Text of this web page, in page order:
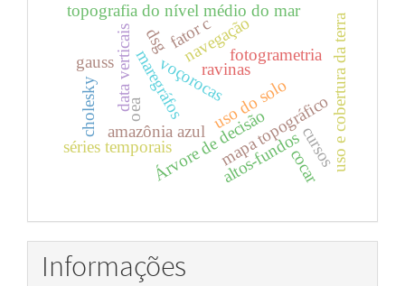
data verticais
topografia do nível médio do mar
amazônia azul
voçorocasravinas
uso do solo
Árvore de decisãomapa topográficouso e cobertura da terra
séries temporais
maregráfos
altos-fundos
navegaçãofotogrametria
cocar
dsgfator c
gauss
cholesky oea
cursos
Informações